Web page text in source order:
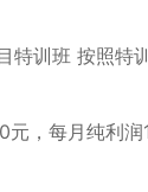
，每月纯利润